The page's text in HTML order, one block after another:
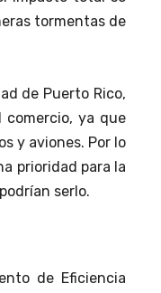
tormentas de
de Puerto Rico,
comercio, ya que
y aviones. Por lo
prioridad para la
serlo.
de Eficiencia